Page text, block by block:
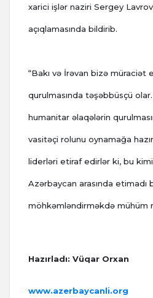
xarici işlər naziri Sergey
açıqlamasında bildirib.
“Bakı və İrəvan bizə müraciət
qurulmasında təşəbbüsçü
humanitar əlaqələrin
vasitəçi rolunu oynamağa
liderləri etiraf edirlər ki, bu
Azərbaycan arasında
möhkəmləndirməkdə mühüm
Hazırladı: Vüqar Orxan
www.azerbaycanli.org